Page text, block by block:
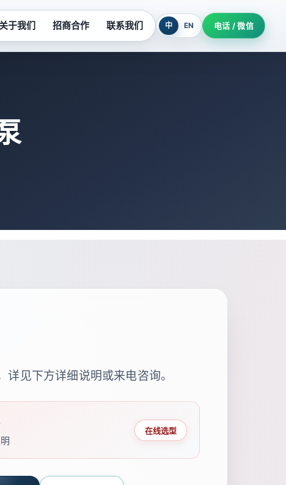
列
关于我们 招商合作 联系我们 中 EN 电话 / 微信
见下方详细说明或来电咨询。
在线选型